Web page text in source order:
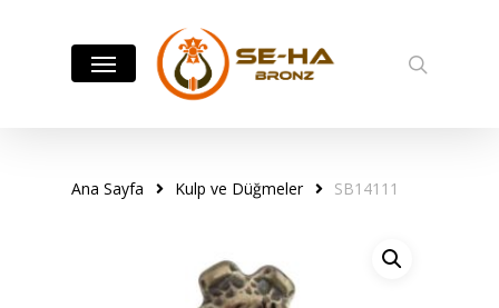
Menu
Ana Sayfa Kulp ve Düğmeler SB14111